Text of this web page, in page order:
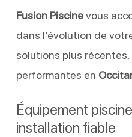
Fusion Piscinevous
dans l’évolution de
solutions plus
performantes en
Équipement
installation fiable